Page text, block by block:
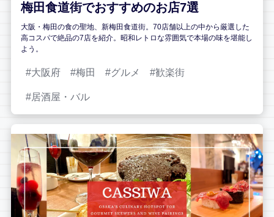
梅田食道街でおすすめのお店7選
大阪・梅田の食の聖地、新梅田食道街。70店舗以上の中から厳選した
高コスパで絶品の7店を紹介。昭和レトロな雰囲気で本場の味を堪能し
よう。
大阪府 梅田 グルメ 歓楽街
居酒屋・バル